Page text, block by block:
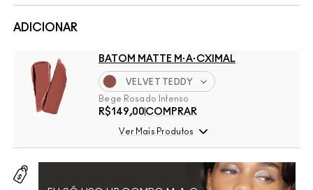
ADICIONAR
BATOM MATTE M·A·CXIMAL
VELVET TEDDY
Bege Rosado Intenso
R$149,00 COMPRAR
Ver Mais Produtos